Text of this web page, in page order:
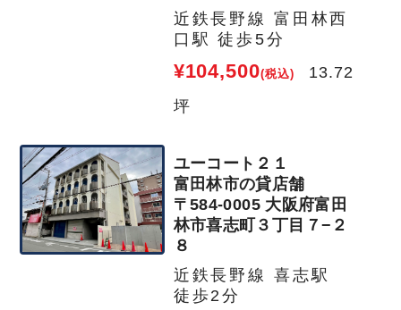
近鉄長野線 富田林西
口駅 徒歩5分
¥104,500(税込)
13.72
坪
ユーコート２１
富田林市の貸店舗
〒584-0005 大阪府富田
林市喜志町３丁目７−２
８
近鉄長野線 喜志駅
徒歩2分